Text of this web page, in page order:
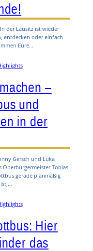
der Lausitz ist wieder
entdecken oder einfach
Eure…
–
und
in der
Gersch und Luka
Oberbürgermeister Tobias
gerade planmäßig
ist,…
Hier
das